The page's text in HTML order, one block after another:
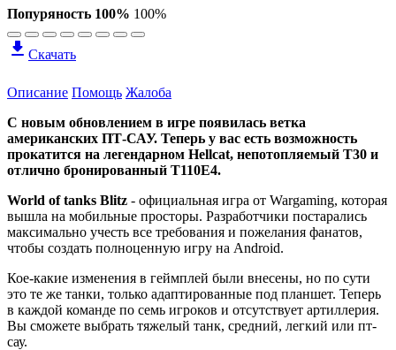
Попуряность 100% 100%
Скачать
Описание Помощь Жалоба
С новым обновлением в игре появилась ветка
американских ПТ-САУ. Теперь у вас есть возможность
прокатится на легендарном Hellcat, непотопляемый Т30 и
отлично бронированный T110E4.
World of tanks Blitz - официальная игра от Wargaming, которая
вышла на мобильные просторы. Разработчики постарались
максимально учесть все требования и пожелания фанатов,
чтобы создать полноценную игру на Android.
Кое-какие изменения в геймплей были внесены, но по сути
это те же танки, только адаптированные под планшет. Теперь
в каждой команде по семь игроков и отсутствует артиллерия.
Вы сможете выбрать тяжелый танк, средний, легкий или пт-
сау.